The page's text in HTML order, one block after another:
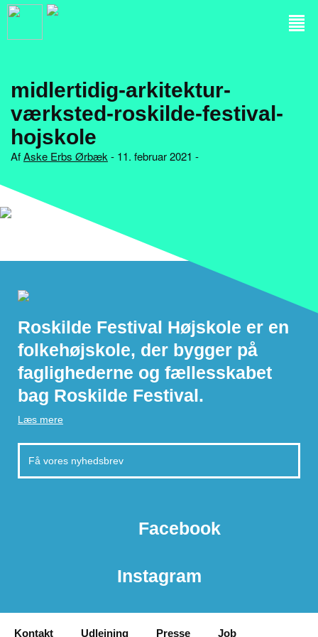
midlertidig-arkitektur-
værksted-roskilde-festival-
hojskole
AfAske Erbs Ørbæk - 11. februar 2021 -
Roskilde Festival Højskole er en
folkehøjskole, der bygger på
faglighederne og fællesskabet
bag Roskilde Festival.
Læs mere
Facebook
Instagram
Kontakt Udlejning Presse Job